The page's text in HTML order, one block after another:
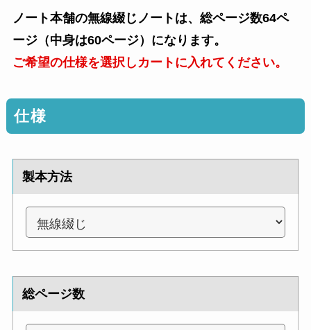
ノート本舗の無線綴じノートは、総ページ数64ペ
ージ（中身は60ページ）になります。
ご希望の仕様を選択しカートに入れてください。
仕様
製本方法
総ページ数